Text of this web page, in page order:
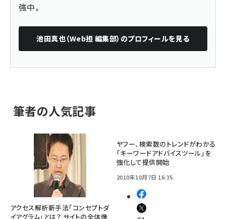
強中。
池田真也（Web担 編集部） のプロフィールを見る
筆者の人気記事
アクセス解析新手法「コンセプトダ
イアグラム」とは？ サイトの全体像
ヤフー、検索数のトレンドがわかる
「キーワードアドバイスツール」を
強化して提供開始
2010年10月7日 16:35